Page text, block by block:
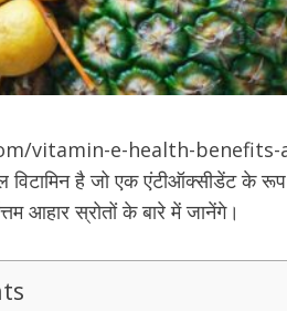
e-health-benefits-and-
है जो एक एंटीऑक्सीडेंट के
आहार स्रोतों के बारे में जानेंगे।